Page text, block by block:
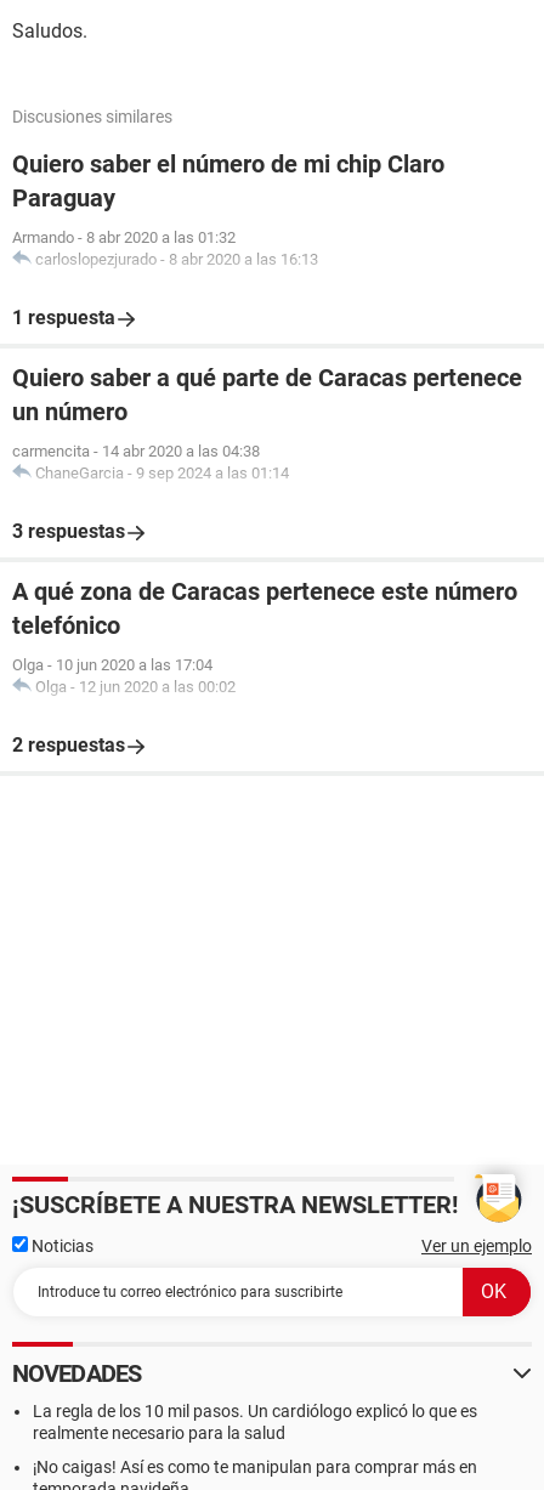
Saludos.
Discusiones similares
Quiero saber el número de mi chip Claro
Paraguay
Armando - 8 abr 2020 a las 01:32
carloslopezjurado - 8 abr 2020 a las 16:13
1 respuesta
Quiero saber a qué parte de Caracas pertenece
un número
carmencita - 14 abr 2020 a las 04:38
ChaneGarcia - 9 sep 2024 a las 01:14
3 respuestas
A qué zona de Caracas pertenece este número
telefónico
Olga - 10 jun 2020 a las 17:04
Olga - 12 jun 2020 a las 00:02
2 respuestas
¡SUSCRÍBETE A NUESTRA NEWSLETTER!
Noticias Ver un ejemplo
NOVEDADES
La regla de los 10 mil pasos. Un cardiólogo explicó lo que es
realmente necesario para la salud
¡No caigas! Así es como te manipulan para comprar más en